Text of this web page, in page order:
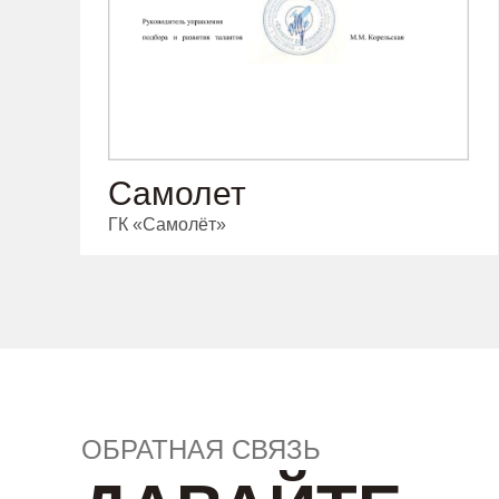
Самолет
ГК «Самолёт»
ОБРАТНАЯ СВЯЗЬ